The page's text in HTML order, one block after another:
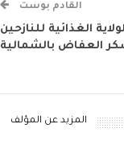
القادم بوست
الغذائية للنازحين
العفاض بالشمالية
المزيد عن المؤلف